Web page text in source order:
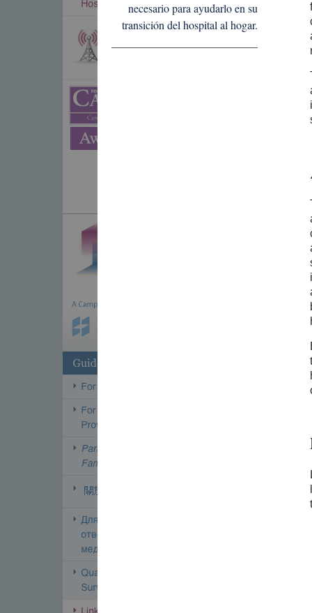
necesario para ayudarlo en su
transición del hospital al hogar.